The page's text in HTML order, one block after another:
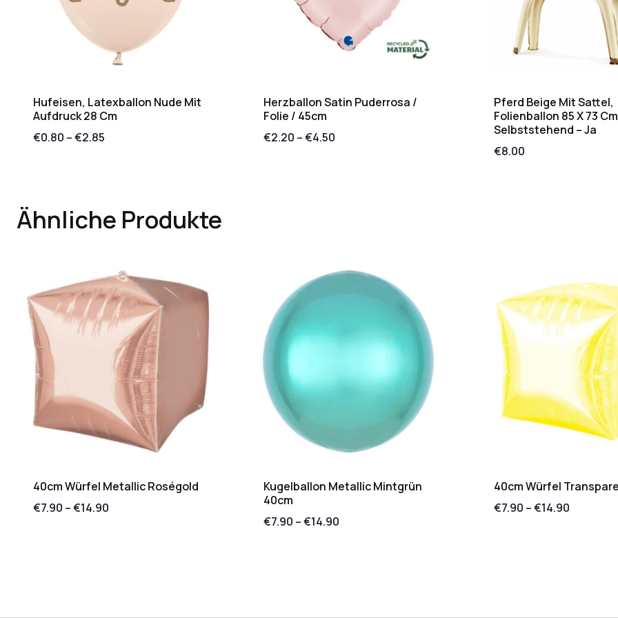
Hufeisen, Latexballon Nude Mit
Aufdruck 28 Cm
€0.80 –€2.85
Herzballon Satin Puderrosa /
Folie / 45cm
€2.20 –€4.50
Pferd Beige Mit Sattel,
Folienballon 85 X 73
Selbststehend – Ja
€8.00
Ähnliche Produkte
40cm Würfel Metallic Roségold
€7.90 –€14.90
Kugelballon Metallic Mintgrün
40cm
€7.90 –€14.90
40cm Würfel
€7.90 –€14.90